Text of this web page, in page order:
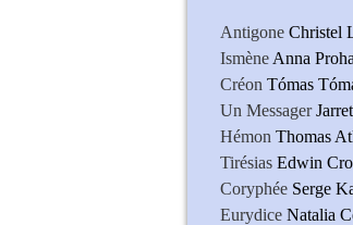
Antigone Christel
Ismène Anna
Créon Tómas
Un Messager
Hémon Thomas
Tirésias Edwin
Coryphée Serge
Eurydice Natalia